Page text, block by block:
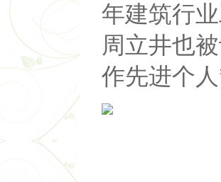
年建筑行
周立井也
作先进个